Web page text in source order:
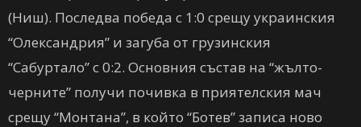
(Ниш). Последва победа с 1:0 срещу украинския
“Олександрия” и загуба от грузинския
“Сабуртало” с 0:2. Основния състав на “жълто-
черните” получи почивка в приятелския мач
срещу “Монтана”, в който “Ботев” записа ново